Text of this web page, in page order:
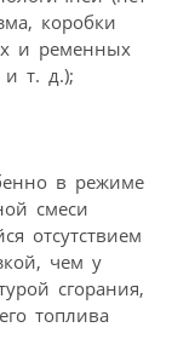
коробки
и ременных
т. д.);
в режиме
смеси
отсутствием
чем у
сгорания,
топлива